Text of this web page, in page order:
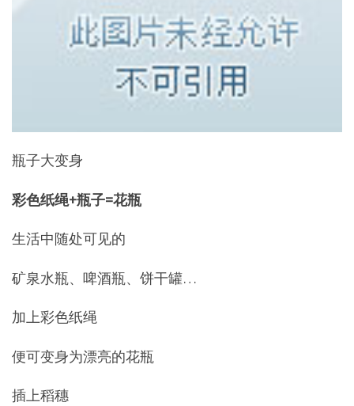
瓶子大变身
彩色纸绳+瓶子=花瓶
生活中随处可见的
矿泉水瓶、啤酒瓶、饼干罐…
加上彩色纸绳
便可变身为漂亮的花瓶
插上稻穗